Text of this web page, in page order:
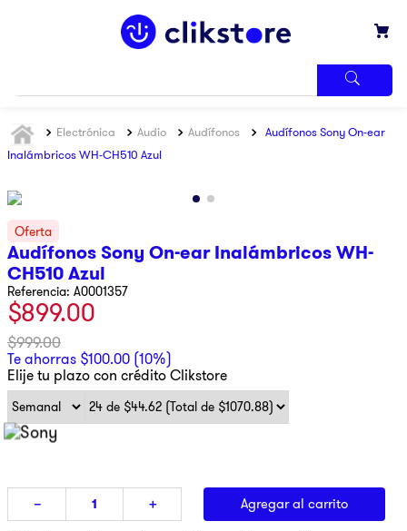
Electrónica Audio Audífonos
Audífonos Sony On-ear
Inalámbricos WH-CH510 Azul
Audífonos Sony On-ear Inalámbricos WH-
CH510 Azul
Referencia: A0001357
$899.00
$999.00
Te ahorras $100.00 (10%)
Elije tu plazo con crédito Clikstore
＋
－ Agregar al carrito
MÁS
BUSCADOS
3.
4.
pantalla
5.
motos
6.
7.
ninja
lavadora
9.